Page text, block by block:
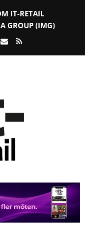
IT-RETAIL
GROUP (IMG)